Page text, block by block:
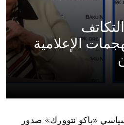
الإعلامية
«باكو نتوورك» صدور